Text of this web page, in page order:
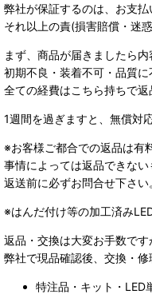
弊社が保証するのは、お支払
それ以上の責(損害賠償・迷
まず、商品が届きましたら内
初期不良・装着不可・品質
全ての経費はこちら持ちで
1週間を過ぎますと、無償対
※お客様ご都合での返品は有
事情によっては返品できない
返送前に必ずお問合せ下さい
※はんだ付け等の加工済み
返品・交換は大変お手数で
弊社で現品確認後、交換・修
特注品・キット・LED